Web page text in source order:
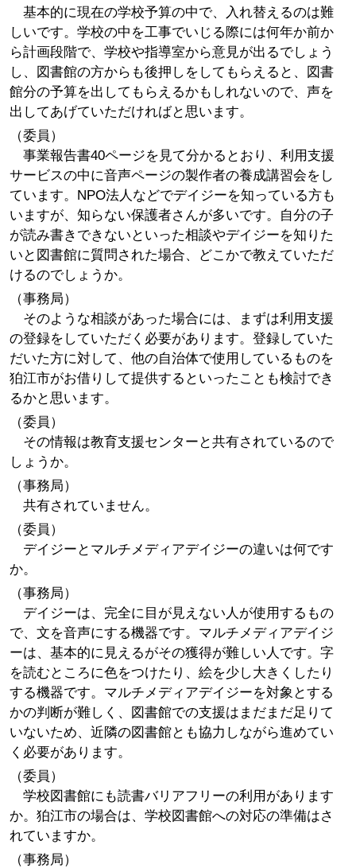
基本的に現在の学校予算の中で、入れ替えるのは難
しいです。学校の中を工事でいじる際には何年か前か
ら計画段階で、学校や指導室から意見が出るでしょう
し、図書館の方からも後押しをしてもらえると、図書
館分の予算を出してもらえるかもしれないので、声を
出してあげていただければと思います。
（委員）
事業報告書40ページを見て分かるとおり、利用支援
サービスの中に音声ページの製作者の養成講習会をし
ています。NPO法人などでデイジーを知っている方も
いますが、知らない保護者さんが多いです。自分の子
が読み書きできないといった相談やデイジーを知りた
いと図書館に質問された場合、どこかで教えていただ
けるのでしょうか。
（事務局）
そのような相談があった場合には、まずは利用支援
の登録をしていただく必要があります。登録していた
だいた方に対して、他の自治体で使用しているものを
狛江市がお借りして提供するといったことも検討でき
るかと思います。
（委員）
その情報は教育支援センターと共有されているので
しょうか。
（事務局）
共有されていません。
（委員）
デイジーとマルチメディアデイジーの違いは何です
か。
（事務局）
デイジーは、完全に目が見えない人が使用するもの
で、文を音声にする機器です。マルチメディアデイジ
ーは、基本的に見えるがその獲得が難しい人です。字
を読むところに色をつけたり、絵を少し大きくしたり
する機器です。マルチメディアデイジーを対象とする
かの判断が難しく、図書館での支援はまだまだ足りて
いないため、近隣の図書館とも協力しながら進めてい
く必要があります。
（委員）
学校図書館にも読書バリアフリーの利用があります
か。狛江市の場合は、学校図書館への対応の準備はさ
れていますか。
（事務局）